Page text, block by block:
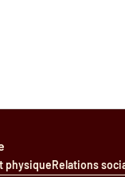
physiqueRelations